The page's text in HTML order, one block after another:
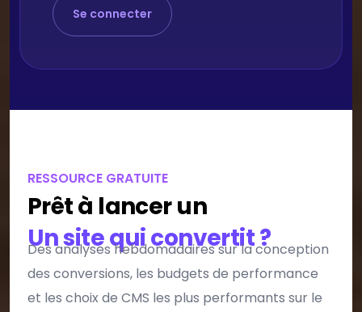
Se connecter
RESSOURCE GRATUITE
Prêt à lancer un
Un site qui convertit ?
Des analyses hebdomadaires sur la conception
des conversions, les budgets de performance
et les choix de CMS les plus performants sur le